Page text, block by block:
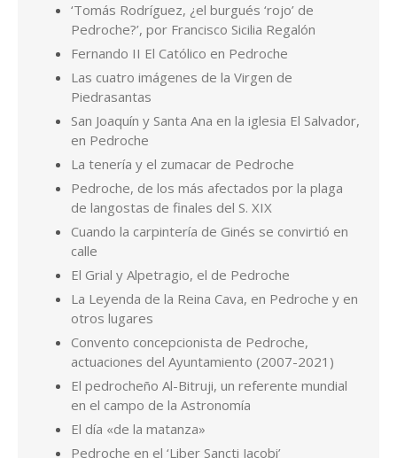
‘Tomás Rodríguez, ¿el burgués ‘rojo’ de
Pedroche?’, por Francisco Sicilia Regalón
Fernando II El Católico en Pedroche
Las cuatro imágenes de la Virgen de
Piedrasantas
San Joaquín y Santa Ana en la iglesia El Salvador,
en Pedroche
La tenería y el zumacar de Pedroche
Pedroche, de los más afectados por la plaga
de langostas de finales del S. XIX
Cuando la carpintería de Ginés se convirtió en
calle
El Grial y Alpetragio, el de Pedroche
La Leyenda de la Reina Cava, en Pedroche y en
otros lugares
Convento concepcionista de Pedroche,
actuaciones del Ayuntamiento (2007-2021)
El pedrocheño Al-Bitruji, un referente mundial
en el campo de la Astronomía
El día «de la matanza»
Pedroche en el ‘Liber Sancti Jacobi’